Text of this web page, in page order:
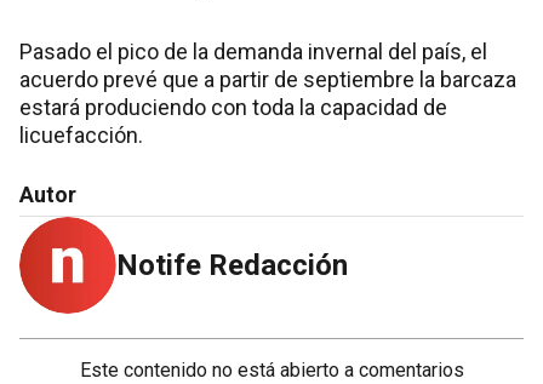
Pasado el pico de la demanda invernal del país, el
acuerdo prevé que a partir de septiembre la barcaza
estará produciendo con toda la capacidad de
licuefacción.
Autor
Notife Redacción
Este contenido no está abierto a comentarios